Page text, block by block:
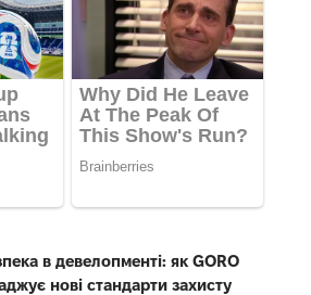
в девелопменті: як GORO
нові стандарти захисту